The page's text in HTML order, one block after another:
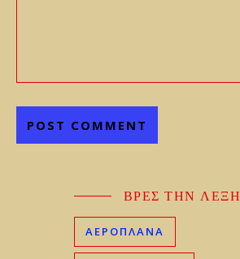
ΒΡΕΣ ΤΗΝ ΛΕΞΗ
ΑΕΡΟΠΛΑΝΑ